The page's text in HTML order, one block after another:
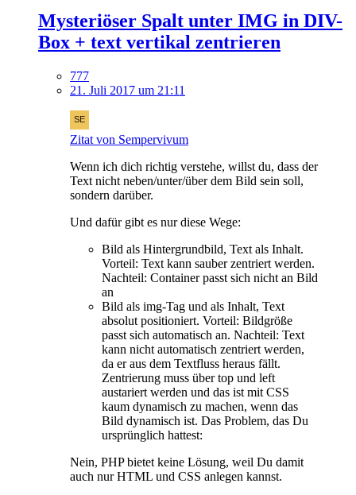
Mysteriöser Spalt unter IMG in DIV-
Box + text vertikal zentrieren
777
21. Juli 2017 um 21:11
Zitat von Sempervivum
Wenn ich dich richtig verstehe, willst du, dass der
Text nicht neben/unter/über dem Bild sein soll,
sondern darüber.
Und dafür gibt es nur diese Wege:
Bild als Hintergrundbild, Text als Inhalt.
Vorteil: Text kann sauber zentriert werden.
Nachteil: Container passt sich nicht an Bild
an
Bild als img-Tag und als Inhalt, Text
absolut positioniert. Vorteil: Bildgröße
passt sich automatisch an. Nachteil: Text
kann nicht automatisch zentriert werden,
da er aus dem Textfluss heraus fällt.
Zentrierung muss über top und left
austariert werden und das ist mit CSS
kaum dynamisch zu machen, wenn das
Bild dynamisch ist. Das Problem, das Du
ursprünglich hattest:
Nein, PHP bietet keine Lösung, weil Du damit
auch nur HTML und CSS anlegen kannst.